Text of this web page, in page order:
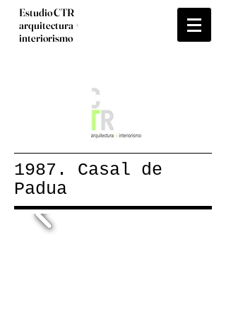
Estudio CTR
arquitectura +
interiorismo
1987. Casal de
Padua